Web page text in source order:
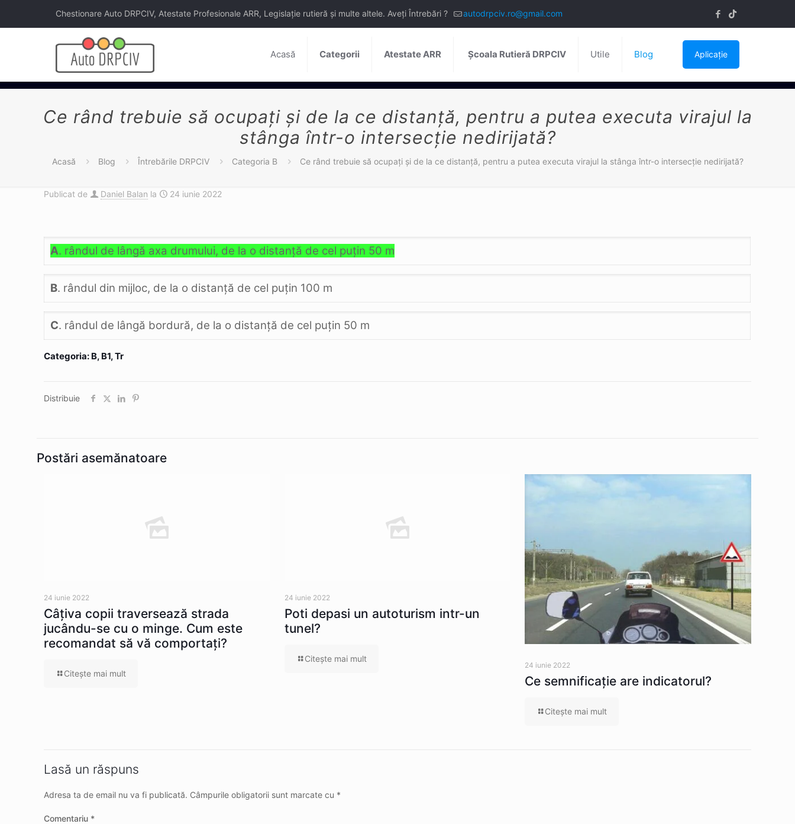
Chestionare Auto DRPCIV, Atestate Profesionale ARR, Legislație rutieră și multe altele. Aveți Întrebări ? autodrpciv.ro@gmail.com
Acasă Categorii Atestate ARR Școala Rutieră DRPCIV Utile Blog Aplicație
Ce rând trebuie să ocupaţi şi de la ce distanţă, pentru a putea executa virajul la
stânga într-o intersecţie nedirijată?
Acasă Blog Întrebările DRPCIV Categoria B Ce rând trebuie să ocupaţi şi de la ce distanţă, pentru a putea executa virajul la stânga într-o intersecţie nedirijată?
Publicat de Daniel Balan la 24 iunie 2022
A. rândul de lângă axa drumului, de la o distanţă de cel puţin 50 m
B. rândul din mijloc, de la o distanţă de cel puţin 100 m
C. rândul de lângă bordură, de la o distanţă de cel puţin 50 m
Categoria: B, B1, Tr
Distribuie
Postări asemănatoare
24 iunie 2022
Câţiva copii traversează strada
jucându-se cu o minge. Cum este
recomandat să vă comportaţi?
Citeşte mai mult
24 iunie 2022
Poti depasi un autoturism intr-un
tunel?
Citeşte mai mult
24 iunie 2022
Ce semnificaţie are indicatorul?
Citeşte mai mult
Lasă un răspuns
Adresa ta de email nu va fi publicată. Câmpurile obligatorii sunt marcate cu *
Comentariu *